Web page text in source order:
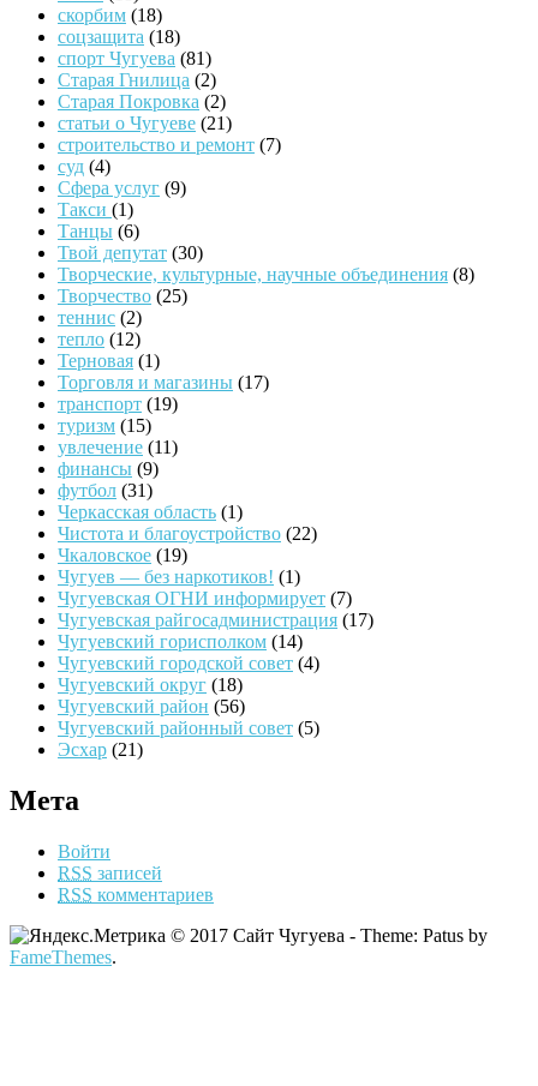
скорбим (18)
соцзащита (18)
спорт Чугуева (81)
Старая Гнилица (2)
Старая Покровка (2)
статьи о Чугуеве (21)
строительство и ремонт (7)
суд (4)
Сфера услуг (9)
Такси (1)
Танцы (6)
Твой депутат (30)
Творческие, культурные, научные объединения (8)
Творчество (25)
теннис (2)
тепло (12)
Терновая (1)
Торговля и магазины (17)
транспорт (19)
туризм (15)
увлечение (11)
финансы (9)
футбол (31)
Черкасская область (1)
Чистота и благоустройство (22)
Чкаловское (19)
Чугуев — без наркотиков! (1)
Чугуевская ОГНИ информирует (7)
Чугуевская райгосадминистрация (17)
Чугуевский горисполком (14)
Чугуевский городской совет (4)
Чугуевский округ (18)
Чугуевский район (56)
Чугуевский районный совет (5)
Эсхар (21)
Мета
Войти
RSS записей
RSS комментариев
© 2017 Сайт Чугуева - Theme: Patus by
FameThemes.